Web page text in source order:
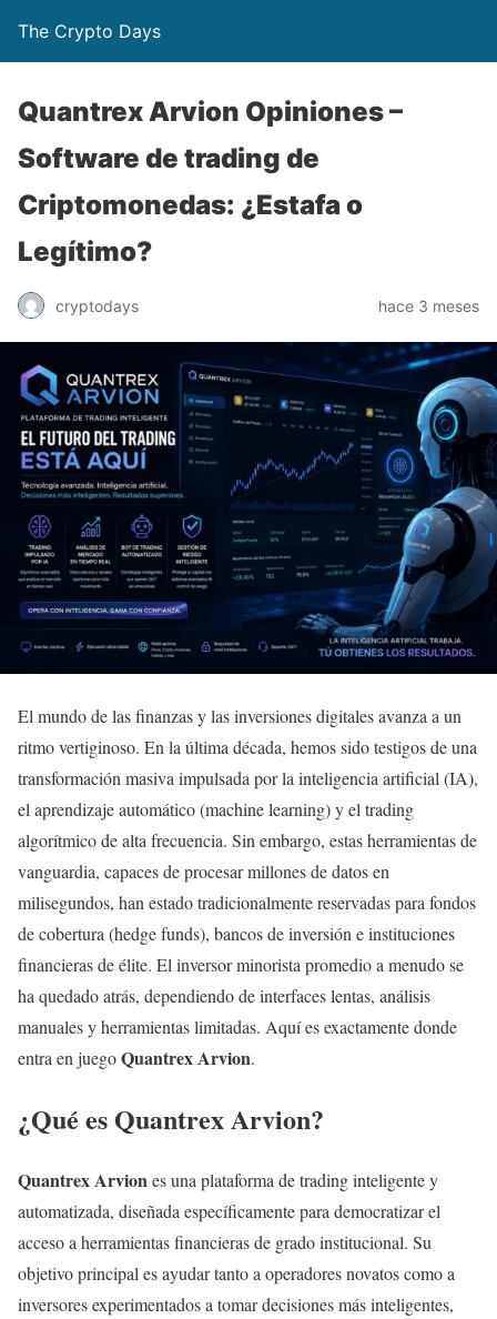
The Crypto Days
Quantrex Arvion Opiniones –
Software de trading de
Criptomonedas: ¿Estafa o
Legítimo?
cryptodays hace 3 meses
El mundo de las finanzas y las inversiones digitales avanza a un
ritmo vertiginoso. En la última década, hemos sido testigos de una
transformación masiva impulsada por la inteligencia artificial (IA),
el aprendizaje automático (machine learning) y el trading
algorítmico de alta frecuencia. Sin embargo, estas herramientas de
vanguardia, capaces de procesar millones de datos en
milisegundos, han estado tradicionalmente reservadas para fondos
de cobertura (hedge funds), bancos de inversión e instituciones
financieras de élite. El inversor minorista promedio a menudo se
ha quedado atrás, dependiendo de interfaces lentas, análisis
manuales y herramientas limitadas. Aquí es exactamente donde
entra en juegoQuantrex Arvion.
¿Qué es Quantrex Arvion?
Quantrex Arviones una plataforma de trading inteligente y
automatizada, diseñada específicamente para democratizar el
acceso a herramientas financieras de grado institucional. Su
objetivo principal es ayudar tanto a operadores novatos como a
inversores experimentados a tomar decisiones más inteligentes,